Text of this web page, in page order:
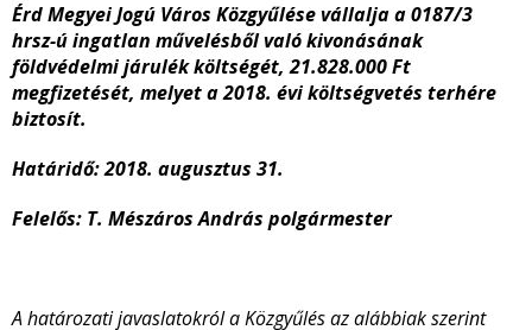
Érd Megyei Jogú Város Közgyűlése vállalja a 0187/3
hrsz-ú ingatlan művelésből való kivonásának
földvédelmi járulék költségét, 21.828.000 Ft
megfizetését, melyet a 2018. évi költségvetés terhére
biztosít.
Határidő:2018. augusztus 31.
Felelős: T. Mészáros András polgármester
A határozati javaslatokról a Közgyűlés az alábbiak szerint